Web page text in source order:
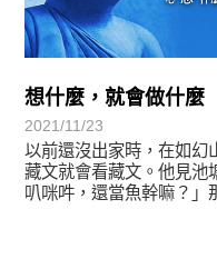
想什麼，就會做什麼
2021/11/23
以前還沒出家時，在如幻
藏文就會看藏文。他見池
叭咪吽，還當魚幹嘛？」